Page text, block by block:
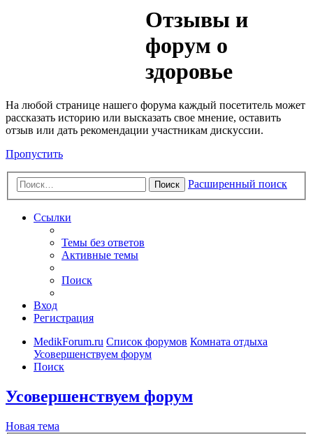
Отзывы и
форум о
здоровье
На любой странице нашего форума каждый посетитель может
рассказать историю или высказать свое мнение, оставить
отзыв или дать рекомендации участникам дискуссии.
Пропустить
Поиск Расширенный поиск
Ссылки
Темы без ответов
Активные темы
Поиск
Вход
Регистрация
MedikForum.ru Список форумов Комната отдыха
Усовершенствуем форум
Поиск
Усовершенствуем форум
Новая тема